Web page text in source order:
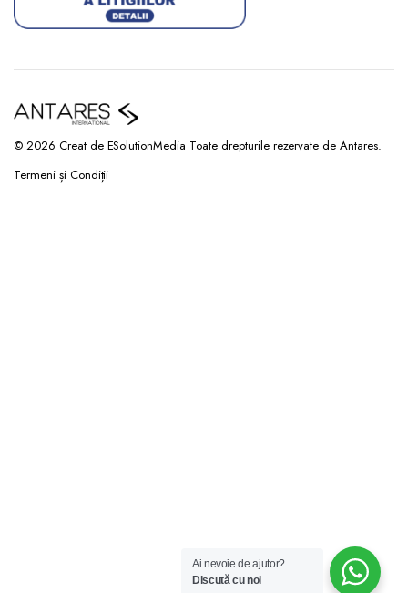
© 2026 Creat de ESolutionMedia Toate drepturile rezervate de Antares.
Termeni și Condiții
Ai nevoie de ajutor?
Discută cu noi